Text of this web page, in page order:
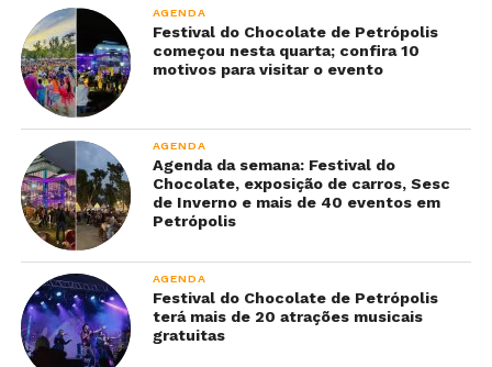
AGENDA
Festival do Chocolate de Petrópolis
começou nesta quarta; confira 10
motivos para visitar o evento
AGENDA
Agenda da semana: Festival do
Chocolate, exposição de carros, Sesc
de Inverno e mais de 40 eventos em
Petrópolis
AGENDA
Festival do Chocolate de Petrópolis
terá mais de 20 atrações musicais
gratuitas